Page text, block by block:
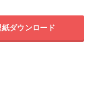
ダウンロード